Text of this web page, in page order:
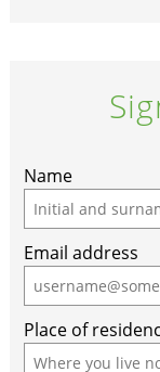
If
you
are
a
human,
ignore
this
field
Name
Email address
Place of